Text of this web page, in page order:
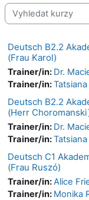
Vyhledat kurzy
Deutsch B2.2
(Frau Karol)
Trainer/in: Dr.
Trainer/in:
Deutsch B2.2
(Herr
Trainer/in: Dr.
Trainer/in:
Deutsch C1
(Frau Ruszó)
Trainer/in:Alice
Trainer/in: Monika